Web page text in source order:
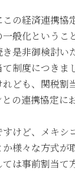
経済連携協
般化という
是非御検討い
制度につき
ども、関税
の連携協定に
けど、メキ
様々な方式が
は事前割当